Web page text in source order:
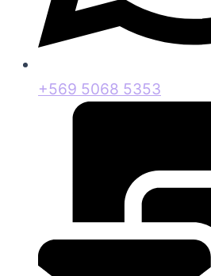
+569 5068 5353